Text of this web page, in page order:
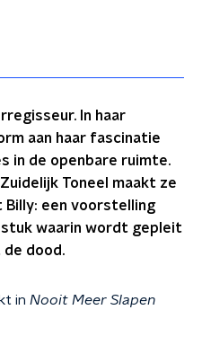
In haar
aan haar fascinatie
in de openbare ruimte.
Toneel maakt ze
een voorstelling
stuk waarin wordt gepleit
dood.
in Nooit Meer Slapen